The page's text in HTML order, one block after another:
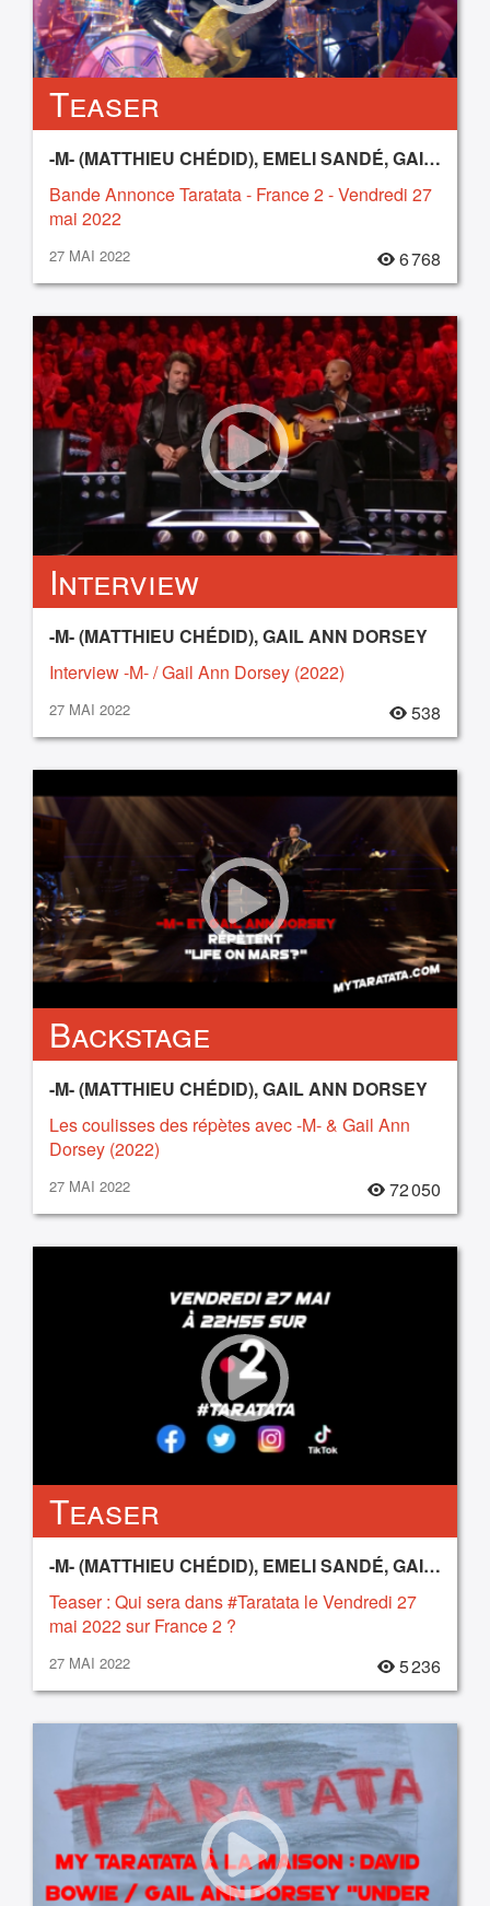
Teaser
-M- (MATTHIEU CHÉDID), EMELI SANDÉ, GAIL ANN DORSEY, IZÏA, LUJIPEKA, SILLY BOY BLUE
Bande Annonce Taratata - France 2 - Vendredi 27
mai 2022
27 MAI 2022 6 768
Interview
-M- (MATTHIEU CHÉDID), GAIL ANN DORSEY
Interview -M- / Gail Ann Dorsey (2022)
27 MAI 2022 538
Backstage
-M- (MATTHIEU CHÉDID), GAIL ANN DORSEY
Les coulisses des répètes avec -M- & Gail Ann
Dorsey (2022)
27 MAI 2022 72 050
Teaser
-M- (MATTHIEU CHÉDID), EMELI SANDÉ, GAIL ANN DORSEY, IZÏA, LUJIPEKA, SILLY BOY BLUE
Teaser : Qui sera dans #Taratata le Vendredi 27
mai 2022 sur France 2 ?
27 MAI 2022 5 236